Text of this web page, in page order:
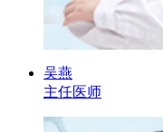
吴燕
主任医师